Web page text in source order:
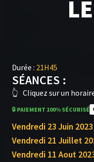
Durée : 21H45
SÉANCES :
👆 Cliquez sur un
🔒 PAIEMENT 100% SÉCURISÉ
Vendredi 23 Juin 2023
Vendredi 21 Juillet
Vendredi 11 Aout